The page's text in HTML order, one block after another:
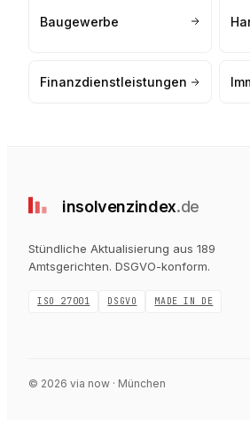
Baugewerbe
Finanzdienstleistungen
insolvenzindex.de
Stündliche Aktualisierung aus 189
Amtsgerichten. DSGVO-konform.
ISO 27001 DSGVO MADE IN DE
© 2026 via now · München